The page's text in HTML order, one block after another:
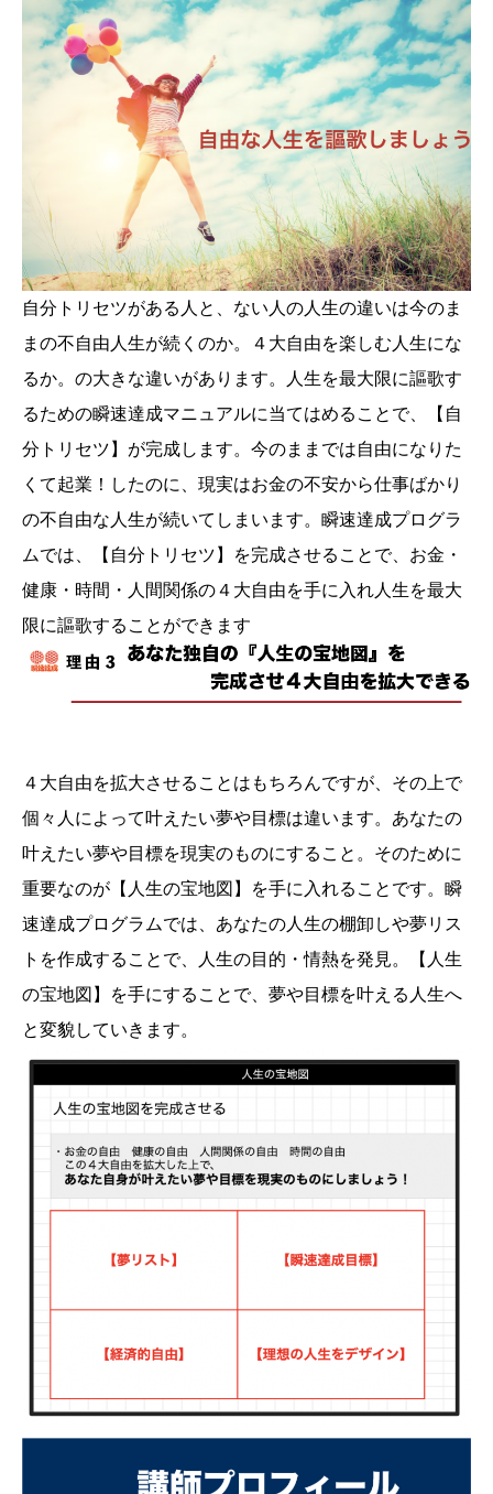
自分トリセツがある人と、ない人の人生の違いは今のま
まの不自由人生が続くのか。４大自由を楽しむ人生にな
るか。の大きな違いがあります。人生を最大限に謳歌す
るための瞬速達成マニュアルに当てはめることで、【自
分トリセツ】が完成します。今のままでは自由になりた
くて起業！したのに、現実はお金の不安から仕事ばかり
の不自由な人生が続いてしまいます。瞬速達成プログラ
ムでは、【自分トリセツ】を完成させることで、お金・
健康・時間・人間関係の４大自由を手に入れ人生を最大
限に謳歌することができます
４大自由を拡大させることはもちろんですが、その上で
個々人によって叶えたい夢や目標は違います。あなたの
叶えたい夢や目標を現実のものにすること。そのために
重要なのが【人生の宝地図】を手に入れることです。瞬
速達成プログラムでは、あなたの人生の棚卸しや夢リス
トを作成することで、人生の目的・情熱を発見。【人生
の宝地図】を手にすることで、夢や目標を叶える人生へ
と変貌していきます。